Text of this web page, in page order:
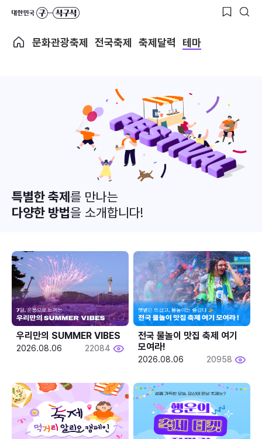
문화관광축제 전국축제 축제달력 테마
특별한 축제를 만나는
다양한 방법을 소개합니다!
우리만의 SUMMER VIBES
2026.08.06 22084
전국 물놀이 맛집 축제 여기
모여라!
2026.08.06 20958